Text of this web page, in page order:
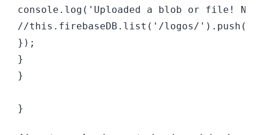
console.log('Uploaded a blob or file!
//this.firebaseDB.list('/logos/
});
}
}